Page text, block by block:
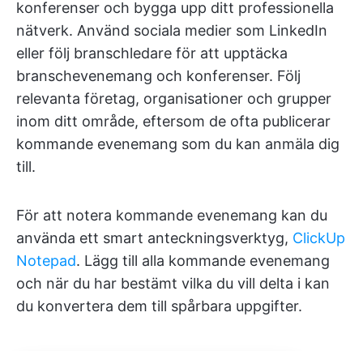
konferenser och bygga upp ditt professionella
nätverk. Använd sociala medier som LinkedIn
eller följ branschledare för att upptäcka
branschevenemang och konferenser. Följ
relevanta företag, organisationer och grupper
inom ditt område, eftersom de ofta publicerar
kommande evenemang som du kan anmäla dig
till.
För att notera kommande evenemang kan du
använda ett smart anteckningsverktyg, ClickUp
Notepad. Lägg till alla kommande evenemang
och när du har bestämt vilka du vill delta i kan
du konvertera dem till spårbara uppgifter.